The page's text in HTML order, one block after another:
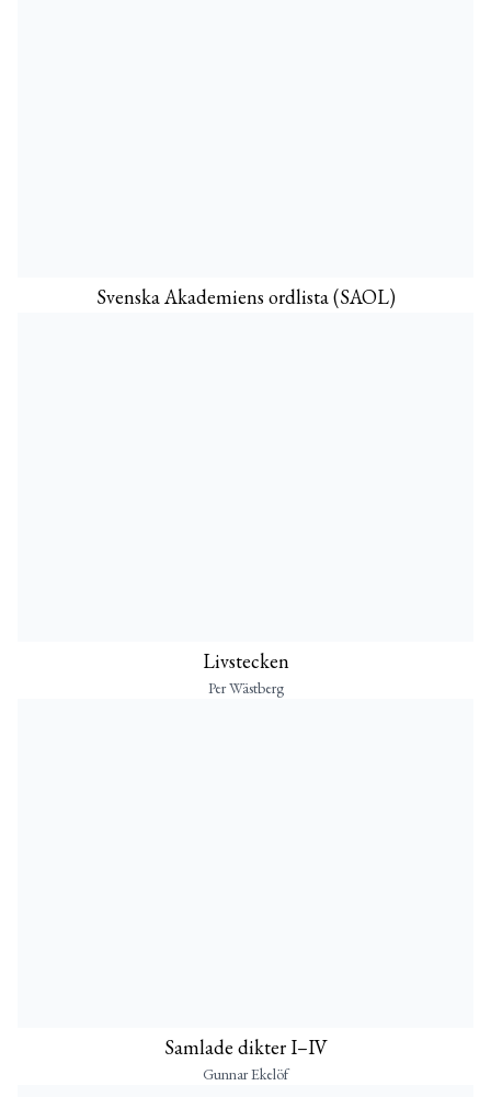
Svenska Akademiens ordlista (SAOL)
Livstecken
Per Wästberg
Samlade dikter I–IV
Gunnar Ekelöf